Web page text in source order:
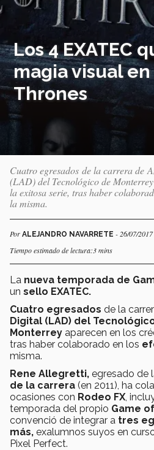
Los 4 EXATEC
magia visual
Thrones
Cuatro egresados de la carrera de
(LAD) del Tecnológico de
la exitosa serie, tras haber
la misma.
Por ALEJANDRO NAVARRETE - 26/07/2017
Tiempo estimado de lectura:3 mins
La nueva temporada de
un sello EXATEC.
Cuatro egresados de la
Digital (LAD) del
Monterrey aparecen en los
tras haber colaborado en los
misma.
Rene Allegretti, egresado de
de la carrera (en 2011), ha
ocasiones con Rodeo FX,
temporada del propio Game
convenció de integrar a tres
más, exalumnos suyos en
Pixel Perfect.